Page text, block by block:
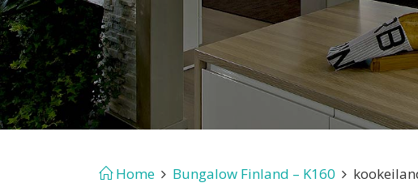
Home Bungalow Finland – K160